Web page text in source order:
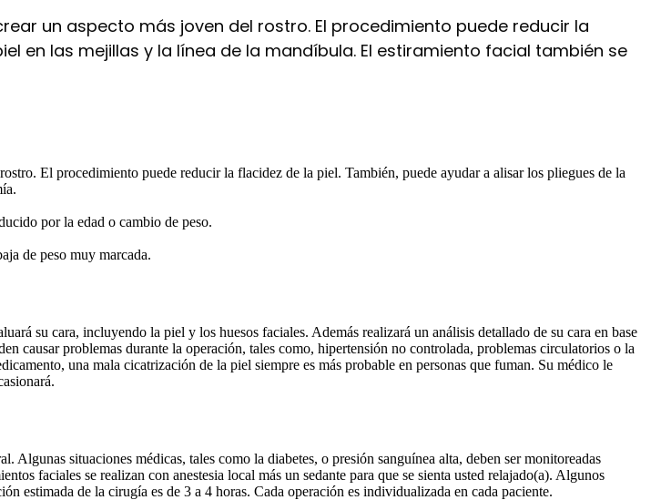
un aspecto más joven del rostro. El procedimiento puede reducir la
en las mejillas y la línea de la mandíbula. El estiramiento facial también se
El procedimiento puede reducir la flacidez de la piel. También, puede ayudar a alisar los pliegues de la
por la edad o cambio de peso.
de peso muy marcada.
su cara, incluyendo la piel y los huesos faciales. Además realizará un análisis detallado de su cara en base
causar problemas durante la operación, tales como, hipertensión no controlada, problemas circulatorios o la
una mala cicatrización de la piel siempre es más probable en personas que fuman. Su médico le
Algunas situaciones médicas, tales como la diabetes, o presión sanguínea alta, deben ser monitoreadas
faciales se realizan con anestesia local más un sedante para que se sienta usted relajado(a). Algunos
estimada de la cirugía es de 3 a 4 horas. Cada operación es individualizada en cada paciente.